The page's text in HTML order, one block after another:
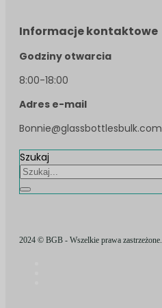
Informacje kontaktowe
Godziny otwarcia
8:00-18:00
Adres e-mail
Bonnie@glassbottlesbulk.com
Szukaj
2024 © BGB - Wszelkie prawa zastrzeżone.